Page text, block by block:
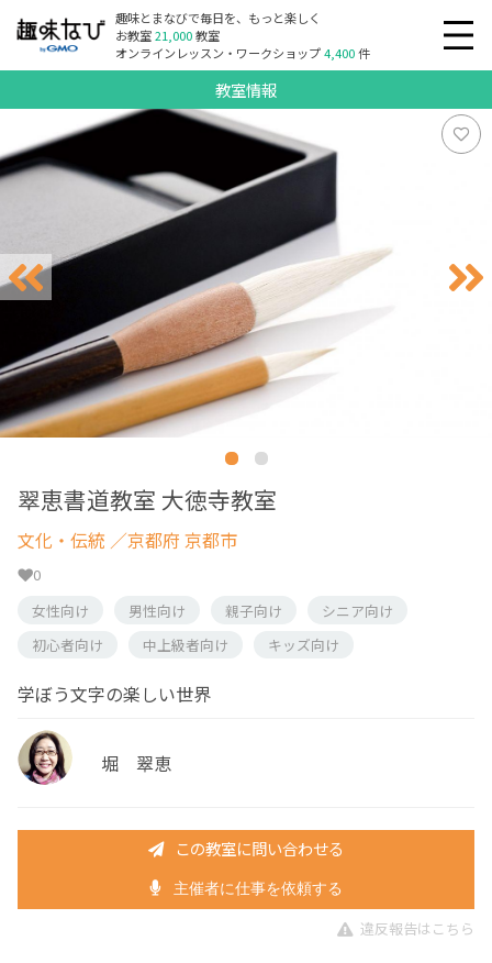
趣味とまなびで毎日を、もっと楽しく
お教室21,000教室
オンラインレッスン・ワークショップ4,400件
教室情報
翠恵書道教室 大徳寺教室
文化・伝統 ／京都府 京都市
0
女性向け
男性向け 親子向け
シニア向け
初心者向け
中上級者向け キッズ向け
学ぼう文字の楽しい世界
堀 翠恵
この教室に問い合わせる
主催者に仕事を依頼する
違反報告はこちら